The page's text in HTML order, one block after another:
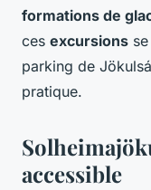
formations de
ces excursions
parking de
pratique.
accessible